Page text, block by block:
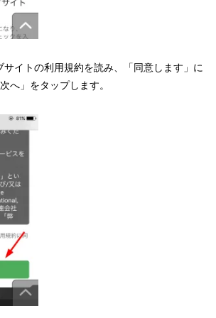
イトの利用規約を読み、「同意します」に
へ」をタップします。